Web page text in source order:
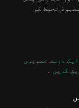
تحفظ کو
درست تصویری